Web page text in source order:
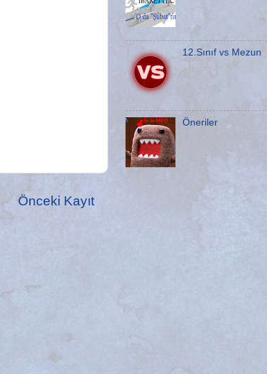
Önceki Kayıt
12.Sınıf vs Mezun
Öneriler